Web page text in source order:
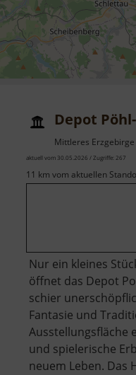
Depot
Mittleres Erzgebirge
aktuell vom 30.05.2026 / Zugriffe: 267
11 km vom aktuellen
Nur ein kleines
öffnet das Depot
schier
Fantasie und
Ausstellungsfläche
und spielerische
neuem Leben. Das